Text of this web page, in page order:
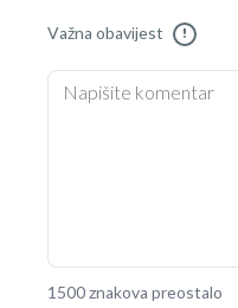
Važna obavijest !
1500 znakova preostalo